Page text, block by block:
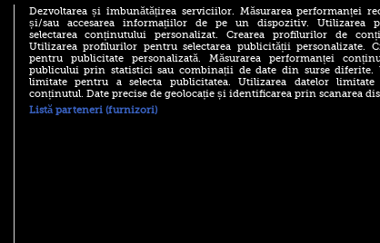
(P) Descoperă Lumea
Evenimentelor din România
cu Transilvania Events!
Emoții intense pentru
Sebastian Stan! Iubita lui,
Dezvoltarea și îmbunătățirea serviciilor. Măsurarea performanței
și/sau accesarea informațiilor de pe un dispozitiv. Utilizarea
selectarea conținutului personalizat. Crearea profilurilor de
Utilizarea profilurilor pentru selectarea publicității personalizate.
pentru publicitate personalizată. Măsurarea performanței
publicului prin statistici sau combinații de date din surse diferite.
limitate pentru a selecta publicitatea. Utilizarea datelor
conținutul. Date precise de geolocație și identificarea prin scanarea
Listă parteneri (furnizori)